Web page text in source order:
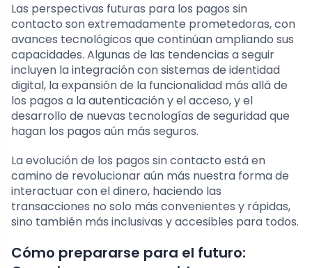
Las perspectivas futuras para los pagos sin
contacto son extremadamente prometedoras, con
avances tecnológicos que continúan ampliando sus
capacidades. Algunas de las tendencias a seguir
incluyen la integración con sistemas de identidad
digital, la expansión de la funcionalidad más allá de
los pagos a la autenticación y el acceso, y el
desarrollo de nuevas tecnologías de seguridad que
hagan los pagos aún más seguros.
La evolución de los pagos sin contacto está en
camino de revolucionar aún más nuestra forma de
interactuar con el dinero, haciendo las
transacciones no solo más convenientes y rápidas,
sino también más inclusivas y accesibles para todos.
Cómo prepararse para el futuro: